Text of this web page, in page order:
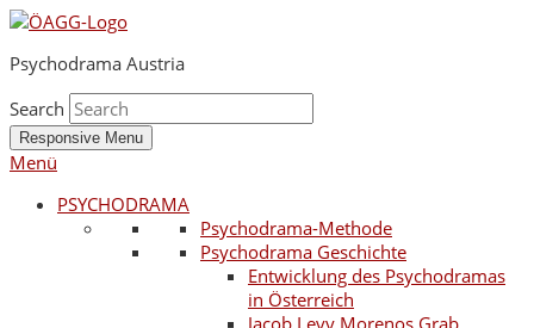
Psychodrama Austria
Search
Responsive Menu
Menü
PSYCHODRAMA
Psychodrama-Methode
Psychodrama Geschichte
Entwicklung des Psychodramas
in Österreich
Jacob Levy Morenos Grab